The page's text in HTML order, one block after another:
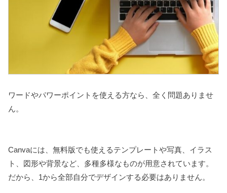
ワードやパワーポイントを使える方なら、全く問題ありませ
ん。
Canvaには、無料版でも使えるテンプレートや写真、イラス
ト、図形や背景など、多種多様なものが用意されています。
だから、1から全部自分でデザインする必要はありません。